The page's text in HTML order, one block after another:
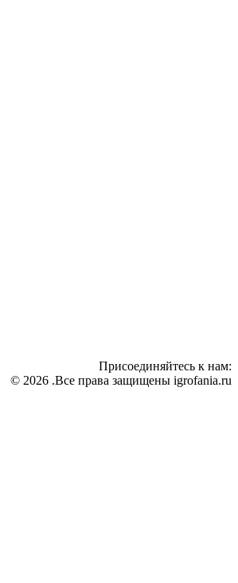
Присоединяйтесь к нам:
© 2026 .Все права защищены igrofania.ru